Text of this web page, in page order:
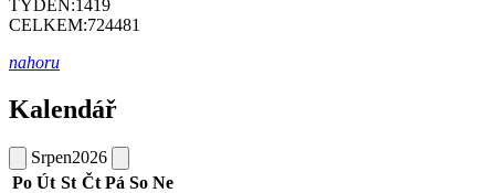
TÝDEN:1419
CELKEM:724481
nahoru
Kalendář
Srpen2026
Po Út St Čt Pá So Ne